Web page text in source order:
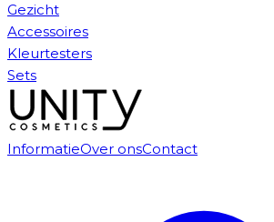
Gezicht
Accessoires
Kleurtesters
Sets
InformatieOver onsContact